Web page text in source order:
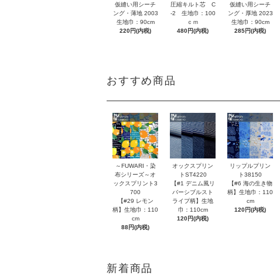
仮縫い用シーチ
ング・薄地 2003
生地巾：90cm
220円(内税)
圧縮キルト芯 C
-2 生地巾：100
ｃｍ
480円(内税)
仮縫い用シーチ
ング・厚地 2023
生地巾：90cm
285円(内税)
おすすめ商品
～FUWARI・染
布シリーズ～オ
ックスプリント3
700
【#29 レモン
柄】生地巾：110
cm
88円(内税)
オックスプリン
トST4220
【#1 デニム風リ
バーシブルスト
ライプ柄】生地
巾：110cm
120円(内税)
リップルプリン
ト38150
【#6 海の生き物
柄】生地巾：110
cm
120円(内税)
新着商品